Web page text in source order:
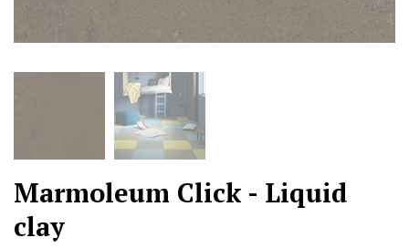
Marmoleum Click - Liquid
clay